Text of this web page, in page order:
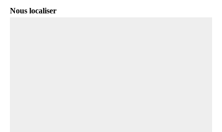
Nous localiser